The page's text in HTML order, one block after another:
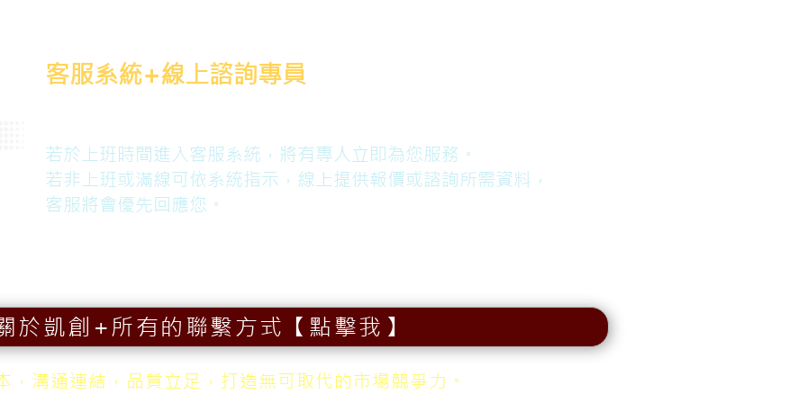
客服系統+線上諮詢專員
若於上班時間進入客服系統，將有專人立即為您服務。
若非上班或滿線可依系統指示，線上提供報價或諮詢所需資料，
客服將會優先回應您。
，溝通連結，品質立足，打造無可取代的市場競爭力。
於凱創+所有的聯繫方式【點擊我】